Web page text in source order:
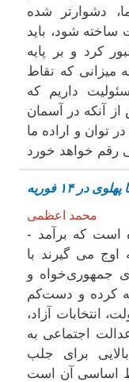
دشوارتر شده
ساخته شود، باید
کرد و بر پایه
میزانی که نقاط
داریم که
آنکه در آسمان
توان و اراده ما
در ۱۴ فوریه
محمد اعظمی
- تجربه سیاسی ایران نشان داده است که برآمد
اوج می گیرند با
جمهوری‌خواه و
کرده و دست‌کم
انتخابات آزاد،
اجتماعی به
برای جلب
اساسی آن است